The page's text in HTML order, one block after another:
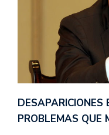
DESAPARICIONES
PROBLEMAS QUE